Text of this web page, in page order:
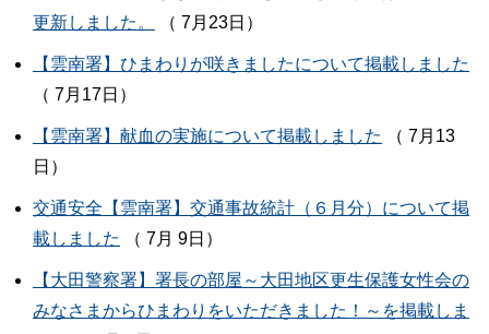
更新しました。
（ 7月23日）
【雲南署】ひまわりが咲きましたについて掲載しました
（ 7月17日）
【雲南署】献血の実施について掲載しました
（ 7月13
日）
交通安全【雲南署】交通事故統計（６月分）について掲
載しました
（ 7月 9日）
【大田警察署】署長の部屋～大田地区更生保護女性会の
みなさまからひまわりをいただきました！～を掲載しま